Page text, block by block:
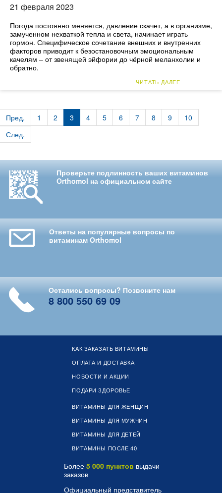
21 февраля 2023
Погода постоянно меняется, давление скачет, а в организме,
замученном нехваткой тепла и света, начинает играть
гормон. Специфическое сочетание внешних и внутренних
факторов приводит к безостановочным эмоциональным
качелям – от звенящей эйфории до чёрной меланхолии и
обратно.
ЧИТАТЬ ДАЛЕЕ
Пред. 1 2 3 4 5 6 7 8 9
10
След.
Проверьте подлинность ваших витаминов
Orthomol на официальном сайте
Ответы на популярные вопросы по
витаминам Orthomol
Остались вопросы? Позвоните нам
8 800 550 69 09
КАК ЗАКАЗАТЬ ВИТАМИНЫ
ОПЛАТА И ДОСТАВКА
НОВОСТИ И АКЦИИ
ПОДАРИ ЗДОРОВЬЕ
ВИТАМИНЫ ДЛЯ ЖЕНЩИН
ВИТАМИНЫ ДЛЯ МУЖЧИН
ВИТАМИНЫ ДЛЯ ДЕТЕЙ
ВИТАМИНЫ ПОСЛЕ 40
Более 5 000 пунктов выдачи
заказов
Официальный представитель